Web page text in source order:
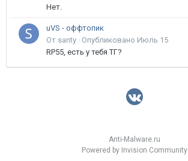
Нет.
uVS - оффтопик
От santy · Опубликовано Июль 15
RP55, есть у тебя ТГ?
Anti-Malware.ru
Powered by Invision Community